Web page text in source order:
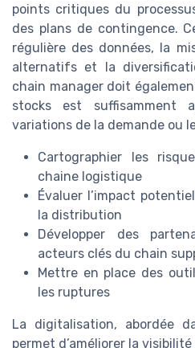
points critiques du
des plans de contingence.
régulière des données, la
alternatifs et la
chain manager doit
stocks est suffisamment
variations de la demande ou
Cartographier les
chaine logistique
Évaluer l’impact
la distribution
Développer des
acteurs clés du chain
Mettre en place des
les ruptures
La digitalisation, abordée
permet d’améliorer la